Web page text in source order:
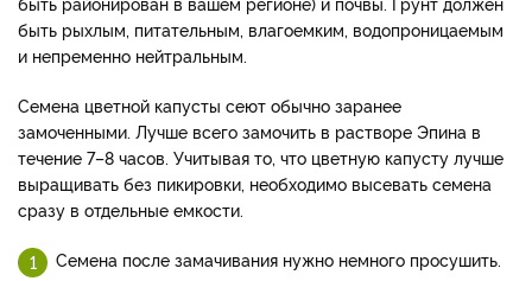
быть рыхлым, питательным, влагоемким, водопроницаемым
и непременно нейтральным.
Семена цветной капусты сеют обычно заранее
замоченными. Лучше всего замочить в растворе Эпина в
течение 7–8 часов. Учитывая то, что цветную капусту лучше
выращивать без пикировки, необходимо высевать семена
сразу в отдельные емкости.
Семена после замачивания нужно немного просушить.